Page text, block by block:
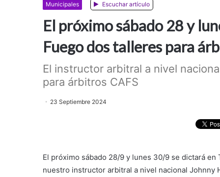
Municipales Escuchar artículo
El próximo sábado 28 y
Fuego dos talleres para
El instructor arbitral a nivel
para árbitros CAFS
23 Septiembre 2024
El próximo sábado 28/9 y lunes 30/9 se dictará
nuestro instructor arbitral a nivel nacional Johnny